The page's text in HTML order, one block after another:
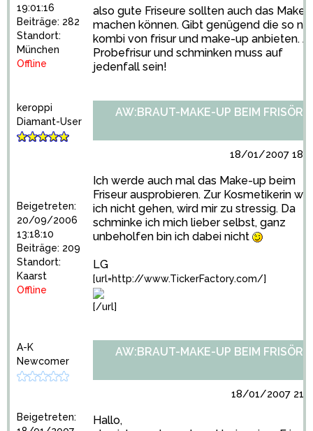
19:01:16
Beiträge: 282
Standort:
München
Offline
also gute Friseure sollten auch das Make-
machen können. Gibt genügend die so
kombi von frisur und make-up anbieten.
Probefrisur und schminken muss auf
jedenfall sein!
keroppi
Diamant-User
Beigetreten:
20/09/2006
13:18:10
Beiträge: 209
Standort:
Kaarst
Offline
AW:BRAUT-MAKE-UP BEIM FRISÖR?
18/01/2007
Ich werde auch mal das Make-up beim
Friseur ausprobieren. Zur Kosmetikerin
ich nicht gehen, wird mir zu stressig. Da
schminke ich mich lieber selbst, ganz
unbeholfen bin ich dabei nicht
LG
[url=http://www.TickerFactory.com/]
[/url]
A-K
Newcomer
Beigetreten:
AW:BRAUT-MAKE-UP BEIM FRISÖR?
18/01/2007
Hallo,